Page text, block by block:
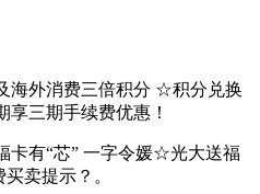
外消费三倍积分 ☆积分兑换
三期手续费优惠！
有“芯” 一字令媛☆光大送福
卖提示？。